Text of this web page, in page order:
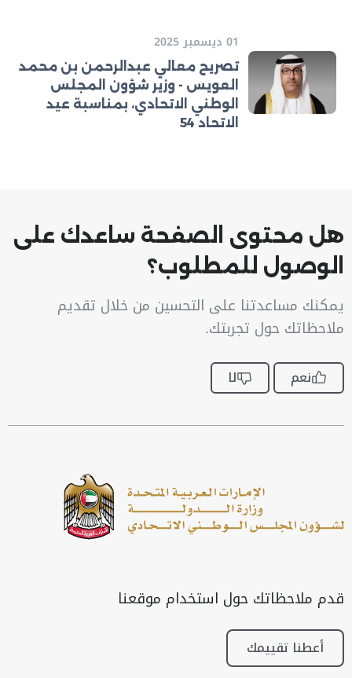
01 ديسمبر 2025
تصريح معالي عبدالرحمن بن محمد
العويس - وزير شؤون المجلس
الوطني الاتحادي، بمناسبة عيد
الاتحاد 54
هل محتوى الصفحة ساعدك على
الوصول للمطلوب؟
يمكنك مساعدتنا على التحسين من خلال تقديم
ملاحظاتك حول تجربتك.
نعم لا
قدم ملاحظاتك حول استخدام موقعنا
أعطنا تقييمك